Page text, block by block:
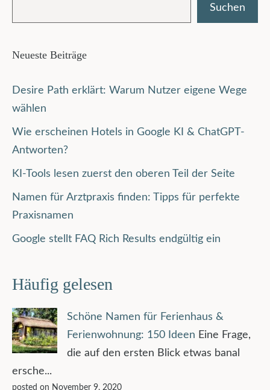
Suchen
Neueste Beiträge
Desire Path erklärt: Warum Nutzer eigene Wege
wählen
Wie erscheinen Hotels in Google KI & ChatGPT-
Antworten?
KI-Tools lesen zuerst den oberen Teil der Seite
Namen für Arztpraxis finden: Tipps für perfekte
Praxisnamen
Google stellt FAQ Rich Results endgültig ein
Häufig gelesen
Schöne Namen für Ferienhaus &
Ferienwohnung: 150 Ideen Eine Frage,
die auf den ersten Blick etwas banal
ersche...
posted on November 9, 2020